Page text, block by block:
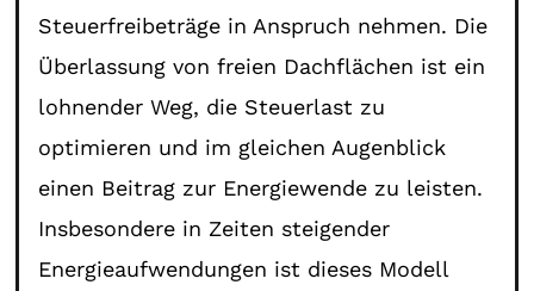
Steuerfreibeträge in Anspruch nehmen. Die
Überlassung von freien Dachflächen ist ein
lohnender Weg, die Steuerlast zu
optimieren und im gleichen Augenblick
einen Beitrag zur Energiewende zu leisten.
Insbesondere in Zeiten steigender
Energieaufwendungen ist dieses Modell